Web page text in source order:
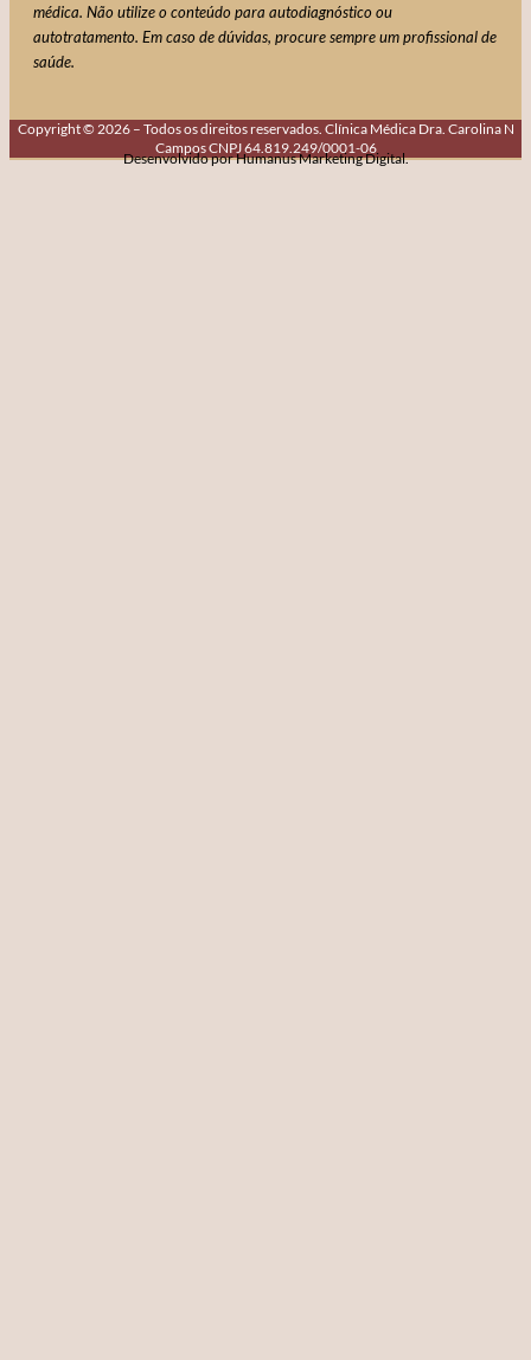
médica. Não utilize o conteúdo para autodiagnóstico ou
autotratamento. Em caso de dúvidas, procure sempre um profissional de
saúde.
Copyright © 2026 – Todos os direitos reservados. Clínica Médica Dra. Carolina N
Campos CNPJ 64.819.249/0001-06
Desenvolvido por Humanus Marketing Digital.